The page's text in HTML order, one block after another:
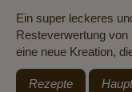
Ein super leckeres
Resteverwertung von
eine neue Kreation,
Rezepte